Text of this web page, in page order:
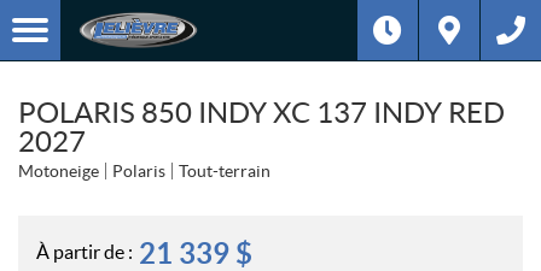
POLARIS 850 INDY XC 137 INDY RED
2027
Motoneige Polaris Tout-terrain
À partir de : 21 339 $